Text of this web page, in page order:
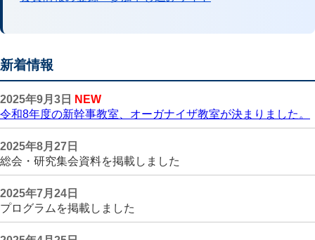
新着情報
2025年9月3日
NEW
令和8年度の新幹事教室、オーガナイザ教室が決まりました。
2025年8月27日
総会・研究集会資料を掲載しました
2025年7月24日
プログラムを掲載しました